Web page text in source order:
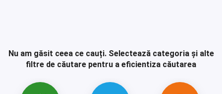
Nu am găsit ceea ce cauți. Selectează categoria și alte
filtre de căutare pentru a eficientiza căutarea